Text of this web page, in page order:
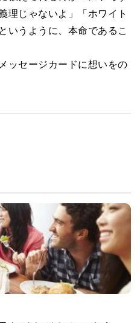
理じゃないよ」「ホワイト
いうように、本命であるこ
ッセージカードに想いをの